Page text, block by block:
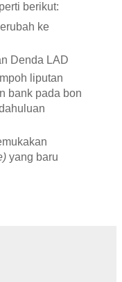
berikut:
ke
Denda LAD
liputan
bank pada bon
yang baru